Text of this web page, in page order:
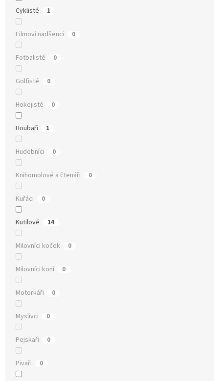
Cyklisté 1
Filmoví nadšenci 0
Fotbalisté 0
Golfisté 0
Hokejisté 0
Houbaři 1
Hudebníci 0
Knihomolové a čtenáři 0
Kuřáci 0
Kutilové 14
Milovníci koček 0
Milovníci koní 0
Motorkáři 0
Myslivci 0
Pejskaři 0
Pivaři 0